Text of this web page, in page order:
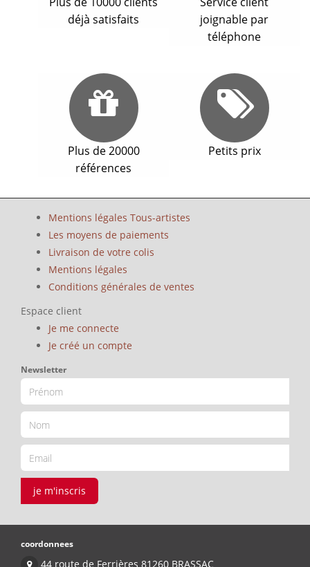
déjà satisfaits
joignable par
téléphone
Plus de 20000
références
Petits prix
Mentions légales Tous-artistes
Les moyens de paiements
Livraison de votre colis
Mentions légales
Conditions générales de ventes
Espace client
Je me connecte
Je créé un compte
Newsletter
je m'inscris
coordonnees
44 route de Ferrières 81260 BRASSAC